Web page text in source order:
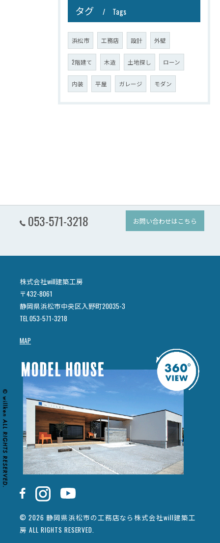
タグ Tags
浜松市 工務店 設計 外壁
2階建て 木造 土地探し ローン
内装 平屋 ガレージ モダン
053-571-3218 お問い合わせはこちら
株式会社will建築工房
〒432-8061
静岡県浜松市中央区入野町20035-3
TEL 053-571-3218
MAP
© 2026 静岡県浜松市の工務店なら株式会社will建築工
房 ALL RIGHTS RESERVED.